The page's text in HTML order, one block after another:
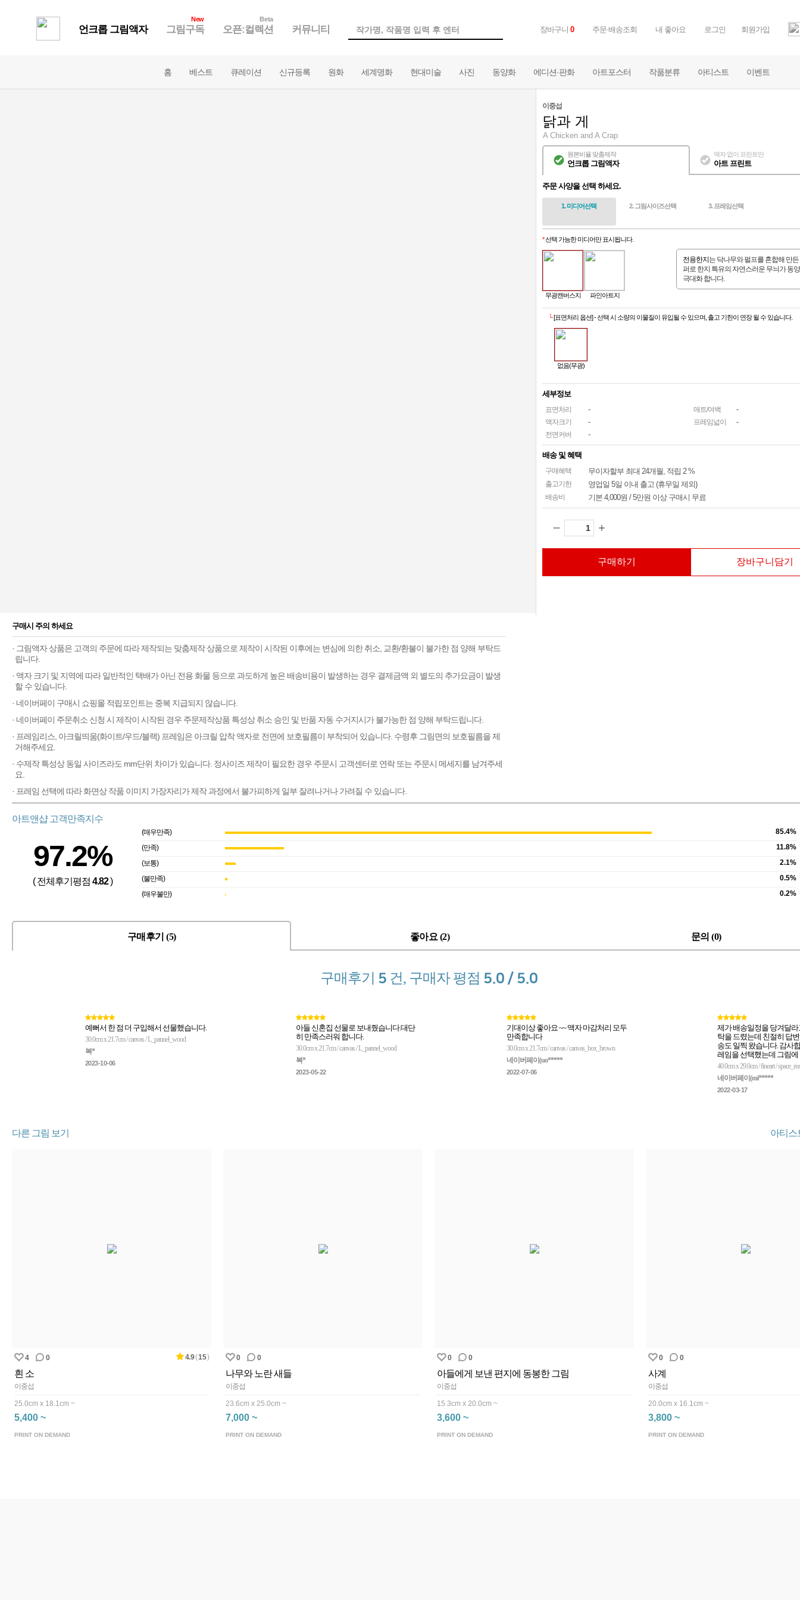
언크롭 그림액자
New
그림구독
Beta
오픈:컬렉션 커뮤니티 장바구니 0 주문·배송조회 내 좋아요 로그인 회원가입
홈 베스트 큐레이션 신규등록 원화 세계명화 현대미술 사진 동양화 에디션·판화 아트포스터 작품분류 아티스트 이벤트
이중섭
닭과 게
A Chicken and A Crap
원본비율 맞춤제작
언크롭 그림액자
액자 없이 프린트만
아트 프린트
주문 사양을 선택 하세요.
1. 미디어선택 2. 그림사이즈선택 3. 프레임선택
*선택 가능한 미디어만 표시됩니다.
무광캔버스지 파인아트지
└[표면처리 옵션] - 선택 시 소량의 이물질이 유입될 수 있으며, 출고 기한이 연장 될 수 있습니다.
없음(무광)
전용한지 는 닥나무와 펄프를 혼합해 만
퍼로 한지 특유의 자연스러운 무늬가 동
극대화 합니다.
세부정보
표면처리 - 매트/여백 -
액자크기 - 프레임넓이 -
전면커버 -
배송 및 혜택
구매혜택 무이자할부 최대 24개월, 적립 2 %
출고기한 영업일 5일 이내 출고 (휴무일 제외)
배송비 기본 4,000원 / 5만원 이상 구매시 무료
구매하기 장바구니담기
구매시 주의 하세요
· 그림액자 상품은 고객의 주문에 따라 제작되는 맞춤제작 상품으로 제작이 시작된 이후에는 변심에 의한 취소, 교환/환불이 불가한 점 양해 부탁드
립니다.
· 액자 크기 및 지역에 따라 일반적인 택배가 아닌 전용 화물 등으로 과도하게 높은 배송비용이 발생하는 경우 결제금액 외 별도의 추가요금이 발생
할 수 있습니다.
· 네이버페이 구매시 쇼핑몰 적립포인트는 중복 지급되지 않습니다.
· 네이버페이 주문취소 신청 시 제작이 시작된 경우 주문제작상품 특성상 취소 승인 및 반품 자동 수거지시가 불가능한 점 양해 부탁드립니다.
· 프레임리스, 아크릴띄움(화이트/우드/블랙) 프레임은 아크릴 압착 액자로 전면에 보호필름이 부착되어 있습니다. 수령후 그림면의 보호필름을 제
거해주세요.
· 수제작 특성상 동일 사이즈라도 mm단위 차이가 있습니다. 정사이즈 제작이 필요한 경우 주문시 고객센터로 연락 또는 주문시 메세지를 남겨주세
요.
· 프레임 선택에 따라 화면상 작품 이미지 가장자리가 제작 과정에서 불가피하게 일부 잘려나거나 가려질 수 있습니다.
아트앤샵 고객만족지수
97.2%
( 전체후기평점 4.82)
(매우만족)
85.4%
(만족)
11.8%
(보통)
2.1%
(불만족)
0.5%
(매우불만)
0.2%
구매후기 (5) 좋아요 (2) 문의 (0)
구매후기 5건, 구매자 평점 5.0 / 5.0
예뻐서 한 점 더 구입해서 선물했습니다.
30.0cm x 21.7cm / canvas / L_pannel_wood
복*
2023-10-06
아들 신혼집 선물로 보내줬습니다.대단
히 만족스러워 합니다.
30.0cm x 21.7cm / canvas / L_pannel_wood
복*
2023-05-22
기대이상 좋아요 ~~ 액자 마감처리 모두
만족합니다
30.0cm x 21.7cm / canvas / canvas_box_brown
네이버페이(uo*****
2022-07-06
제가 배송일정을 당겨달라
탁을 드렸는데 친절히 답
송도 일찍 왔습니다. 감사합니다.
레임을 선택했는데 그림에
는 프레임은 아니었던 같아요. 똑같
림을 사실 분들은 저와 다
가면 더 만족도가 높을 것 같습
만 저는 전반적으로 아주
40.0cm x 29.0cm / fineart /
네이버페이(mi*****
2022-03-17
다른 그림 보기 아티스
4 0 4.9(15)
흰 소
이중섭
25.0cm x 18.1cm ~
5,400 ~
PRINT ON DEMAND
0 0
나무와 노란 새들
이중섭
23.6cm x 25.0cm ~
7,000 ~
PRINT ON DEMAND
0 0
아들에게 보낸 편지에 동봉한 그림
이중섭
15.3cm x 20.0cm ~
3,600 ~
PRINT ON DEMAND
0 0
사계
이중섭
20.0cm x 16.1cm ~
3,800 ~
PRINT ON DEMAND